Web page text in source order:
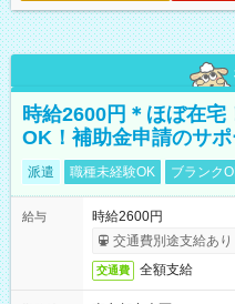
時給2600円＊ほぼ在宅
OK！補助金申請のサ
派遣 職種未経験OK ブランク
給与
時給2600円
交通費別途支給あり
交通費 全額支給